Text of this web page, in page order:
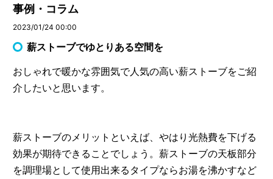
事例・コラム
2023/01/24 00:00
薪ストーブでゆとりある空間を
おしゃれで暖かな雰囲気で人気の高い薪ストーブをご紹
介したいと思います。
薪ストーブのメリットといえば、やはり光熱費を下げる
効果が期待できることでしょう。薪ストーブの天板部分
を調理場として使用出来るタイプならお湯を沸かすなど